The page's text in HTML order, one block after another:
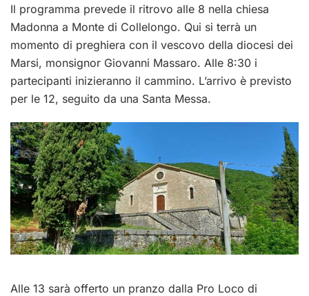
Il programma prevede il ritrovo alle 8 nella chiesa
Madonna a Monte di Collelongo. Qui si terrà un
momento di preghiera con il vescovo della diocesi dei
Marsi, monsignor Giovanni Massaro. Alle 8:30 i
partecipanti inizieranno il cammino. L’arrivo è previsto
per le 12, seguito da una Santa Messa.
Alle 13 sarà offerto un pranzo dalla Pro Loco di